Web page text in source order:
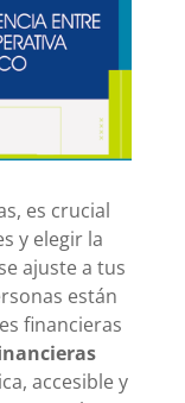
es crucial
y elegir la
ajuste a tus
están
financieras
accesible y